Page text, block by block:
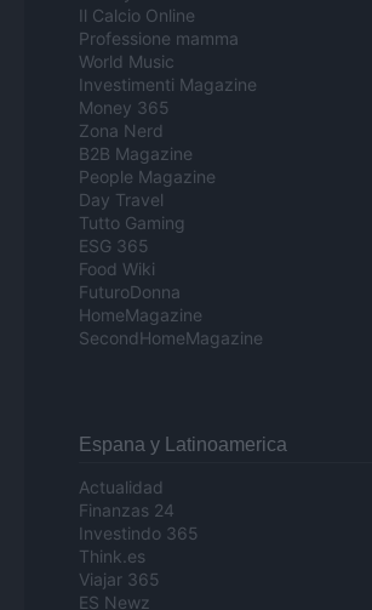
Il Calcio Online
Professione mamma
World Music
Investimenti Magazine
Money 365
Zona Nerd
B2B Magazine
People Magazine
Day Travel
Tutto Gaming
ESG 365
Food Wiki
FuturoDonna
HomeMagazine
SecondHomeMagazine
Espana y Latinoamerica
Actualidad
Finanzas 24
Investindo 365
Think.es
Viajar 365
ES Newz